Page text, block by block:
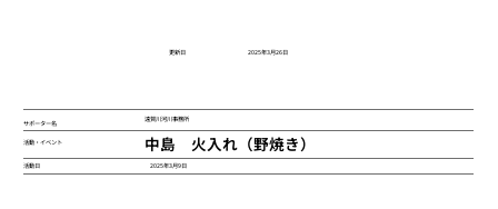
​更新日 2025年3月26日
サポーター名 遠賀川河川事務所
活動・イベント 中島 火入れ（野焼き）
活動日 2025年3月9日